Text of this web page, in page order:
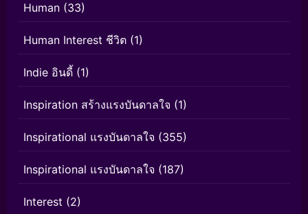
Human (33)
Human Interest ชีวิต (1)
Indie อินดี้ (1)
Inspiration สร้างแรงบันดาลใจ (1)
Inspirational แรงบันดาลใจ (355)
Inspirational แรงบันดาลใจ (187)
Interest (2)